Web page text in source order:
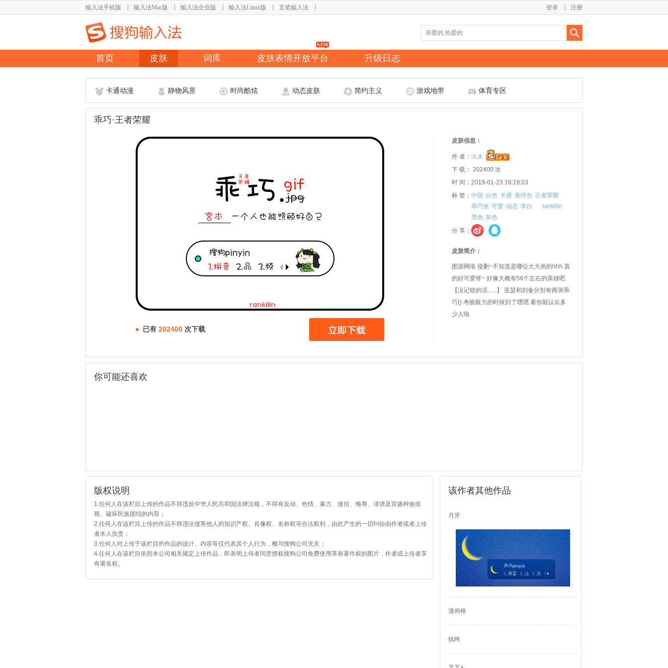
输入法手机版 输入法Mac版 输入法企业版 输入法Linux版 五笔输入法 注册
登录
首页 皮肤 词库 皮肤表情开放平台 升级日志
卡通动漫 静物风景 时尚酷炫 动态皮肤 简约主义 游戏地带 体育专区
乖巧·王者荣耀
已有 202400 次下载
皮肤信息：
作 者： 氿木
下 载： 202400 次
时 间：2019-01-23 16:19:03
标 签： 中国 白色 卡通 表情包 王者荣耀
乖巧坐 可爱 动态 李白
rankilin
黑色 灰色
分 享：
皮肤简介：
图源网络 侵删~不知道是哪位大大画的hhh 真
的好可爱呀~ 好像大概有56个左右的英雄吧
【没记错的话......】 亚瑟和刘备分别有两张乖
巧() 考验眼力的时候到了嘿嘿 看你能认出多
少人啦
你可能还喜欢
版权说明
1.任何人在该栏目上传的作品不得违反中华人民共和国法律法规，不得有反动、色情、暴力、迷信、侮辱、诽谤及宣扬种族歧
视、破坏民族团结的内容；
2.任何人在该栏目上传的作品不得违法侵害他人的知识产权、肖像权、名称权等合法权利，由此产生的一切纠纷由作者或者上传
者本人负责；
3.任何人对上传于该栏目的作品的设计、内容等仅代表其个人行为，概与搜狗公司无关；
4.任何人在该栏目依照本公司相关规定上传作品，即表明上传者同意授权搜狗公司免费使用享有著作权的图片，作者或上传者享
有署名权。
该作者其他作品
月牙
漫画格
纨绔